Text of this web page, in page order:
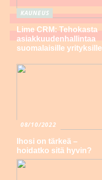
KAUNEUS
Lime CRM: Tehokasta
asiakkuudenhallintaa
suomalaisille yrityksille
08/10/2022
Ihosi on tärkeä –
hoidatko sitä hyvin?